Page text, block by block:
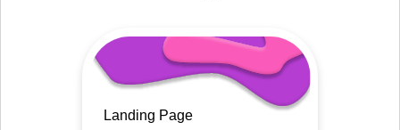
Landing Page